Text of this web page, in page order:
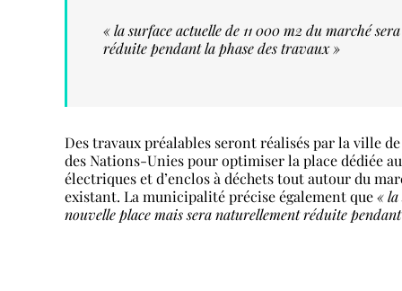
« la surface actuelle de 11 000 m2 du marché
réduite pendant la phase des travaux »
Des travaux préalables seront réalisés par la ville
des Nations-Unies pour optimiser la place dédiée
électriques et d’enclos à déchets tout autour du
existant. La municipalité précise également que« la
nouvelle place mais sera naturellement réduite